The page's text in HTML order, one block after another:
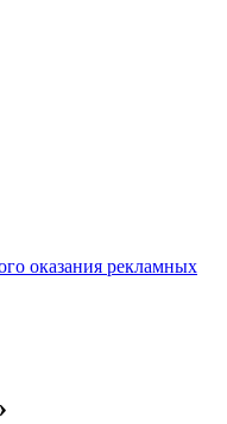
оказания рекламных